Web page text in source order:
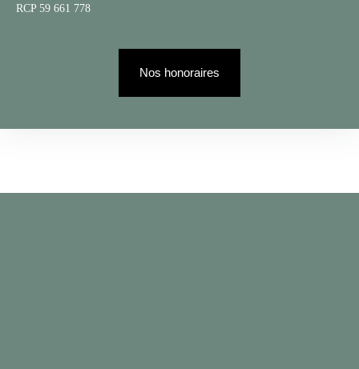
RCP 59 661 778
Nos honoraires